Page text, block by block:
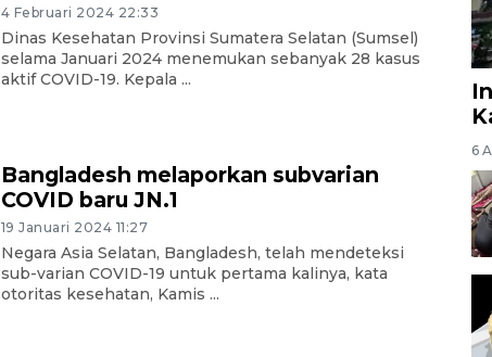
4 Februari 2024 22:33
Dinas Kesehatan Provinsi Sumatera Selatan (Sumsel)
selama Januari 2024 menemukan sebanyak 28 kasus
aktif COVID-19. Kepala ...
Bangladesh melaporkan subvarian
COVID baru JN.1
19 Januari 2024 11:27
Negara Asia Selatan, Bangladesh, telah mendeteksi
sub-varian COVID-19 untuk pertama kalinya, kata
otoritas kesehatan, Kamis ...
6